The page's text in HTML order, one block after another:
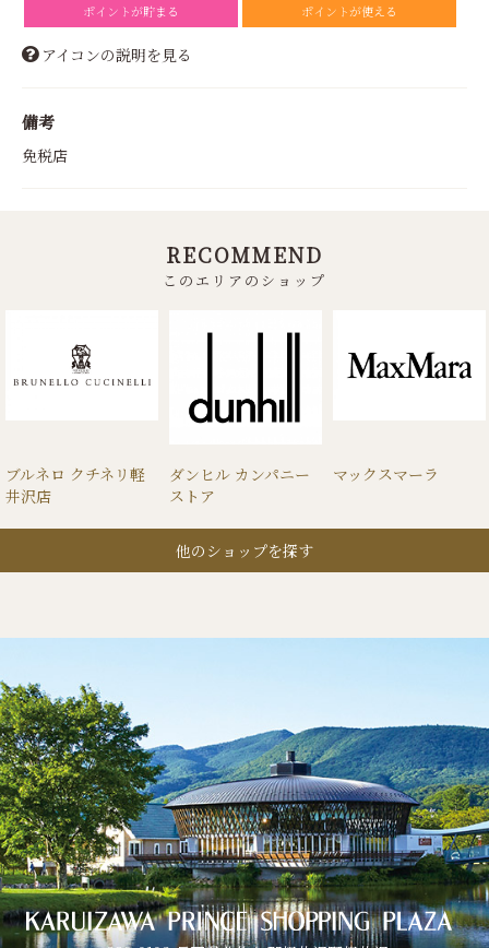
ポイントが貯まる ポイントが使える
アイコンの説明を見る
備考
免税店
RECOMMEND
このエリアのショップ
ブルネロ クチネリ軽
井沢店
ダンヒル カンパニー
ストア
マックスマーラ
他のショップを探す